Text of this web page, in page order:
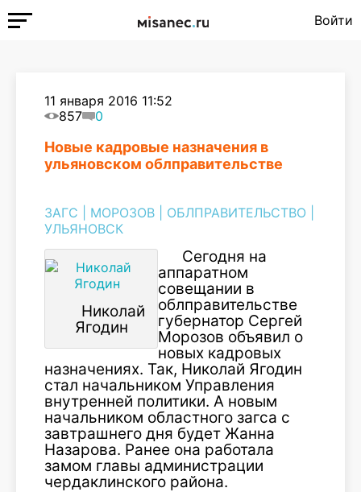
Войти
11 января 2016 11:52
857
0
Новые кадровые назначения в
ульяновском облправительстве
ЗАГС МОРОЗОВ ОБЛПРАВИТЕЛЬСТВО
УЛЬЯНОВСК
Николай
Ягодин
Сегодня на
аппаратном
совещании в
облправительстве
губернатор Сергей
Морозов объявил о
новых кадровых
назначениях. Так, Николай Ягодин
стал начальником Управления
внутренней политики. А новым
начальником областного загса с
завтрашнего дня будет Жанна
Назарова. Ранее она работала
замом главы администрации
чердаклинского района.